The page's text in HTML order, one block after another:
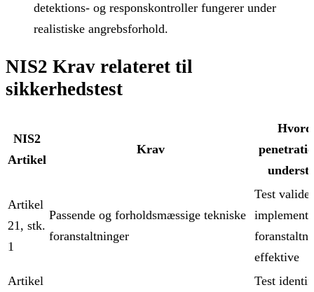
detektions- og responskontroller fungerer under
realistiske angrebsforhold.
NIS2 Krav relateret til
sikkerhedstest
NIS2
Artikel
Krav
Artikel
21, stk.
1
Passende og forholdsmæssige tekniske
foranstaltninger
Test
effektive
Artikel
Test